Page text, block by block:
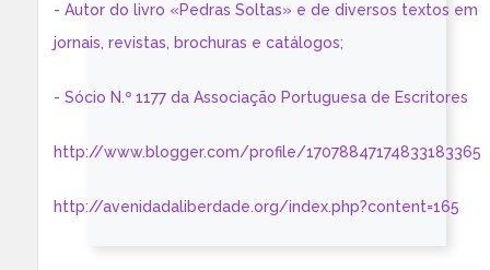
- Autor do livro «Pedras Soltas» e de diversos textos em
jornais, revistas, brochuras e catálogos;
- Sócio N.º 1177 da Associação Portuguesa de Escritores
http://www.blogger.com/profile/17078847174833183365
http://avenidadaliberdade.org/index.php?content=165